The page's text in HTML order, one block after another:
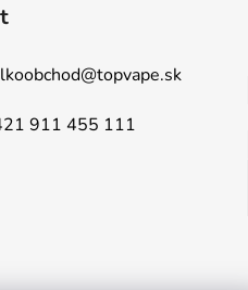
@topvape.sk
911 455 111